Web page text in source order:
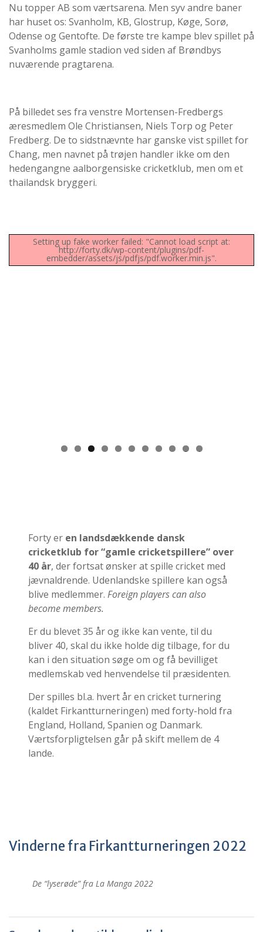
Nu topper AB som værtsarena. Men syv andre baner
har huset os: Svanholm, KB, Glostrup, Køge, Sorø,
Odense og Gentofte. De første tre kampe blev spillet på
Svanholms gamle stadion ved siden af Brøndbys
nuværende pragtarena.
På billedet ses fra venstre Mortensen-Fredbergs
æresmedlem Ole Christiansen, Niels Torp og Peter
Fredberg. De to sidstnævnte har ganske vist spillet for
Chang, men navnet på trøjen handler ikke om den
hedengangne aalborgensiske cricketklub, men om et
thailandsk bryggeri.
Setting up fake worker failed: "Cannot load script at:
http://forty.dk/wp-content/plugins/pdf-
embedder/assets/js/pdfjs/pdf.worker.min.js".
0 1
Forty er en landsdækkende dansk
cricketklub for “gamle cricketspillere” over
40 år, der fortsat ønsker at spille cricket med
jævnaldrende. Udenlandske spillere kan også
blive medlemmer.Foreign players can also
become members.
Er du blevet 35 år og ikke kan vente, til du
bliver 40, skal du ikke holde dig tilbage, for du
kan i den situation søge om og få bevilliget
medlemskab ved henvendelse til præsidenten.
Der spilles bl.a. hvert år en cricket turnering
(kaldet Firkantturneringen) med forty-hold fra
England, Holland, Spanien og Danmark.
Værtsforpligtelsen går på skift mellem de 4
lande.
Vinderne fra Firkantturneringen 2022
De “lyserøde” fra La Manga 2022